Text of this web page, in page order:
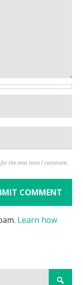
the next time I comment.
Learn how